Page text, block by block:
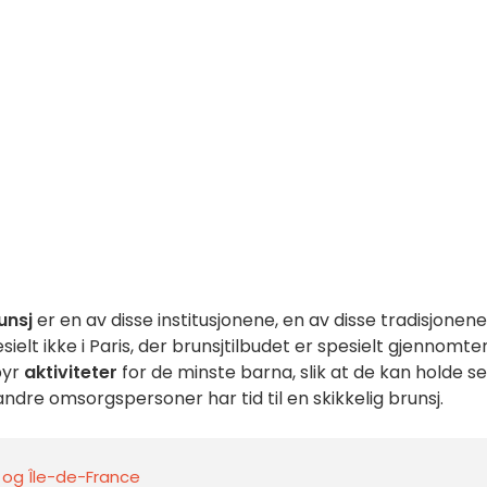
er en av disse institusjonene, en av disse tradisjonene
ikke i Paris, der brunsjtilbudet er spesielt
aktiviteter for de minste barna, slik at de kan holde
omsorgspersoner har tid til en skikkelig brunsj.
og Île-de-France